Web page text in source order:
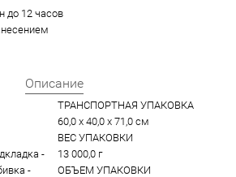
до 12 часов
Описание
-
-
ТРАНСПОРТНАЯ УПАКОВКА
60,0 x 40,0 x 71,0 см
ВЕС УПАКОВКИ
13 000,0 г
ОБЪЕМ УПАКОВКИ